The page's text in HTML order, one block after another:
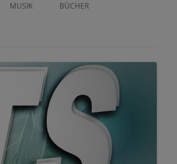
MUSIK
MEDITATIONS-MUSIK „DIE
HEILER“, VOL. 1 + 2
CD: KALEA – HEALING
BÜCHER
SICHT“
RÄUCHERN MIT HEIMISCHEN
KRÄUTERN